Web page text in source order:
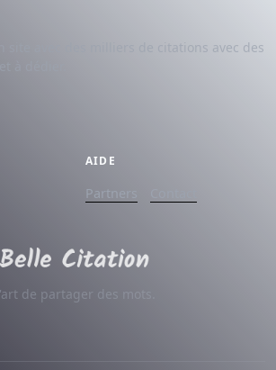
site avec des milliers de citations avec des
à dédier.
AIDE
Partners
de partager des mots.